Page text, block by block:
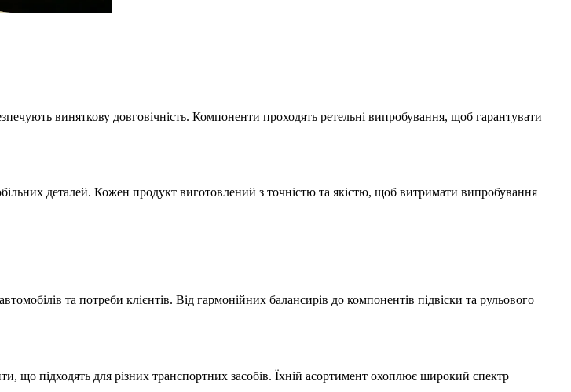
виняткову довговічність. Компоненти проходять ретельні випробування, щоб гарантувати
деталей. Кожен продукт виготовлений з точністю та якістю, щоб витримати випробування
та потреби клієнтів. Від гармонійних балансирів до компонентів підвіски та рульового
підходять для різних транспортних засобів. Їхній асортимент охоплює широкий спектр